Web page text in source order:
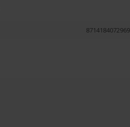
8714184072969